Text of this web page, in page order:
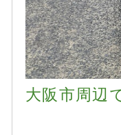
大阪市周辺